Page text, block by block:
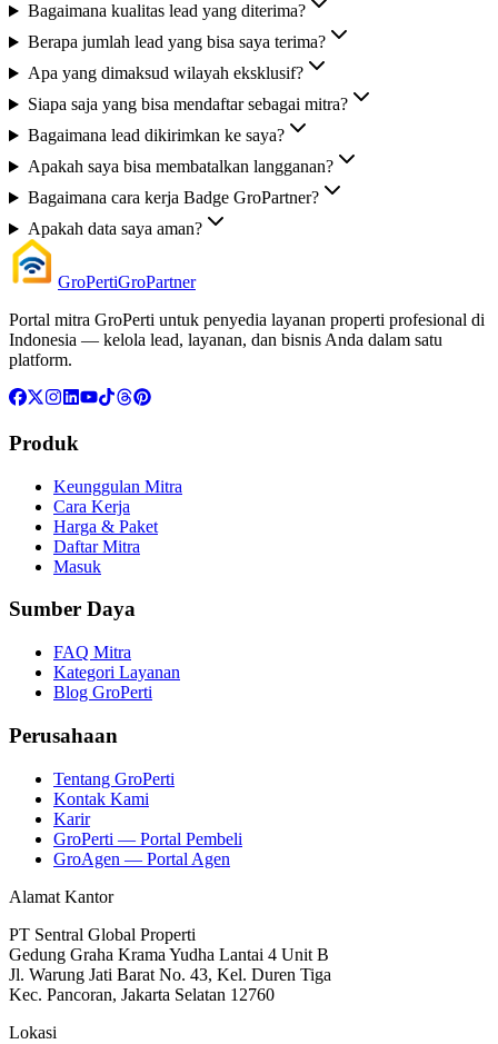
Bagaimana kualitas lead yang diterima?
Berapa jumlah lead yang bisa saya terima?
Apa yang dimaksud wilayah eksklusif?
Siapa saja yang bisa mendaftar sebagai mitra?
Bagaimana lead dikirimkan ke saya?
Apakah saya bisa membatalkan langganan?
Bagaimana cara kerja Badge GroPartner?
Apakah data saya aman?
GroPertiGroPartner
Portal mitra GroPerti untuk penyedia layanan properti profesional di
Indonesia — kelola lead, layanan, dan bisnis Anda dalam satu
platform.
Produk
Keunggulan Mitra
Cara Kerja
Harga & Paket
Daftar Mitra
Masuk
Sumber Daya
FAQ Mitra
Kategori Layanan
Blog GroPerti
Perusahaan
Tentang GroPerti
Kontak Kami
Karir
GroPerti — Portal Pembeli
GroAgen — Portal Agen
Alamat Kantor
PT Sentral Global Properti
Gedung Graha Krama Yudha Lantai 4 Unit B
Jl. Warung Jati Barat No. 43, Kel. Duren Tiga
Kec. Pancoran, Jakarta Selatan 12760
Lokasi